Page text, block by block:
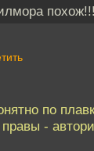
по
-